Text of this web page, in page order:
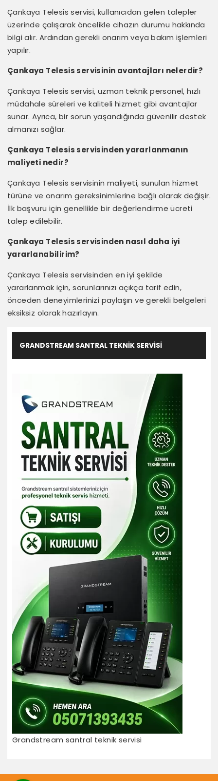
Çankaya Telesis servisi, kullanıcıdan gelen talepler
üzerinde çalışarak öncelikle cihazın durumu hakkında
bilgi alır. Ardından gerekli onarım veya bakım işlemleri
yapılır.
Çankaya Telesis servisinin avantajları nelerdir?
Çankaya Telesis servisi, uzman teknik personel, hızlı
müdahale süreleri ve kaliteli hizmet gibi avantajlar
sunar. Ayrıca, bir sorun yaşandığında güvenilir destek
almanızı sağlar.
Çankaya Telesis servisinden yararlanmanın
maliyeti nedir?
Çankaya Telesis servisinin maliyeti, sunulan hizmet
türüne ve onarım gereksinimlerine bağlı olarak değişir.
İlk başvuru için genellikle bir değerlendirme ücreti
talep edilebilir.
Çankaya Telesis servisinden nasıl daha iyi
yararlanabilirim?
Çankaya Telesis servisinden en iyi şekilde
yararlanmak için, sorunlarınızı açıkça tarif edin,
önceden deneyimlerinizi paylaşın ve gerekli belgeleri
eksiksiz olarak hazırlayın.
GRANDSTREAM SANTRAL TEKNIK SERVISI
Grandstream santral teknik servisi